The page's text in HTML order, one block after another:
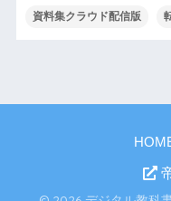
資料集クラウド配信版